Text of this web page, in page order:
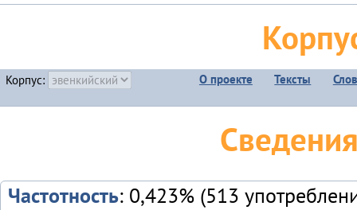
Корпус: О проекте Тексты
Частотность: 0,423% (513